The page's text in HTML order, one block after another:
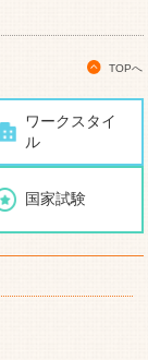
TOPへ
ワークスタイ
ル
国家試験